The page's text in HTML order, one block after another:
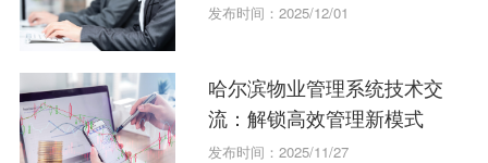
发布时间：2025/12/01
哈尔滨物业管理系统技术交
流：解锁高效管理新模式
发布时间：2025/11/27